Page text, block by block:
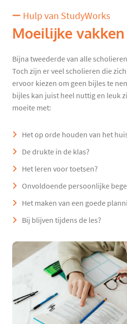
Hulp van StudyWorks
Moeilijke vakken
Bijna tweederde van alle
Toch zijn er veel scholieren die
ervoor kiezen om geen bijles te
bijles kan juist heel nuttig en leuk
moeite met:
Het op orde houden van het
De drukte in de klas?
Het leren voor toetsen?
Onvoldoende persoonlijke
Het maken van een goede
Bij blijven tijdens de les?